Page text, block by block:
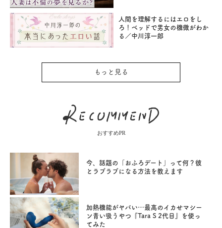
人間を理解するにはエロをし
ろ！ベッドで男女の機微がわか
る／中川淳一郎
もっと見る
おすすめPR
今、話題の「おふろデート」って何？彼
とラブラブになる方法を教えます
加熱機能がヤバい…最高のイカせマシー
ン青い吸うやつ『Tara S 2代目』を使っ
てみた